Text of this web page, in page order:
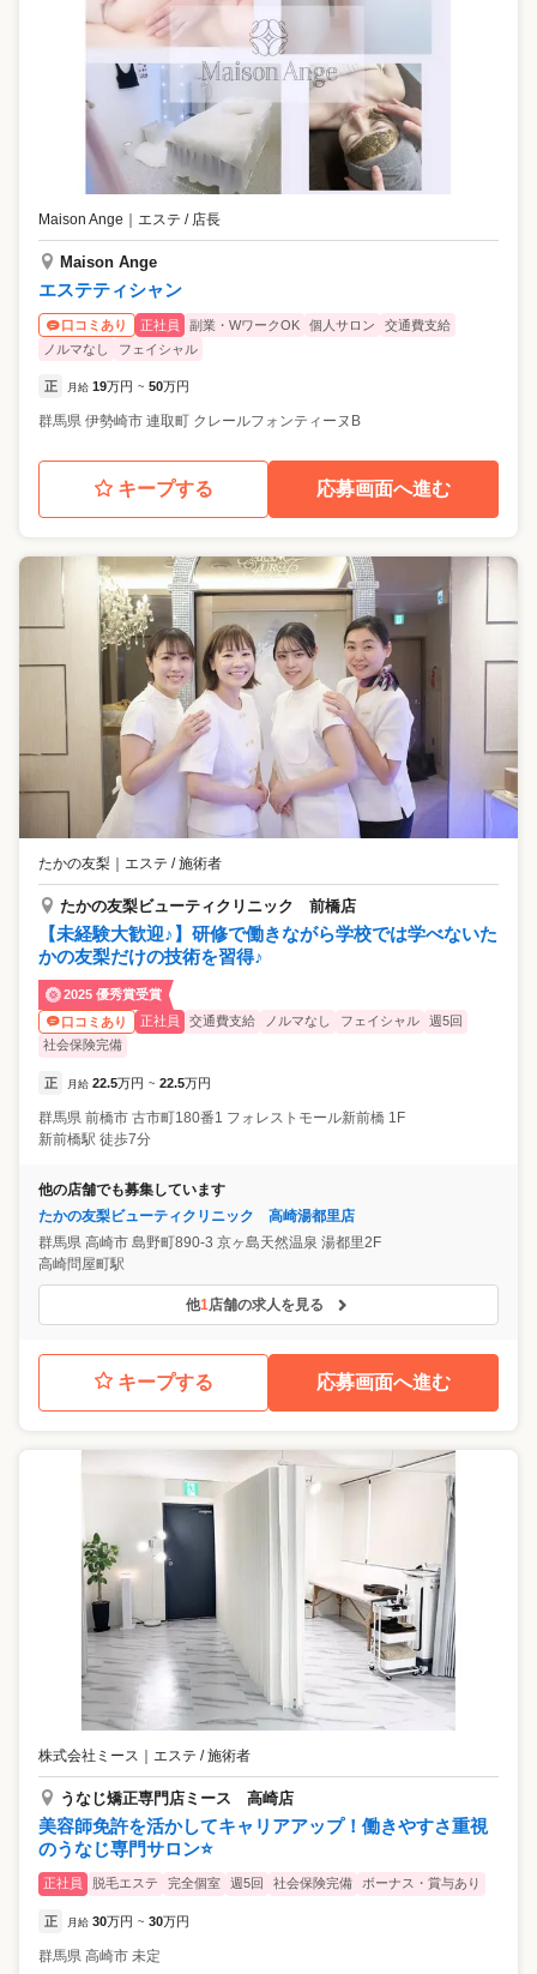
Maison Ange エステ / 店長
Maison Ange
エステティシャン
口コミあり 正社員 副業・WワークOK 個人サロン
交通費支給
ノルマなし
フェイシャル
正 月給 19万円 ~ 50万円
群馬県 伊勢崎市 連取町 クレールフォンティーヌB
キープする 応募画面へ進む
たかの友梨 ｜ エステ / 施術者
たかの友梨ビューティクリニック 前橋店
【未経験大歓迎♪】研修で働きながら学校では学べないた
かの友梨だけの技術を習得♪
2025 優秀賞受賞
口コミあり
正社員 交通費支給 ノルマなし フェイシャル
週5回
社会保険完備
正 月給 22.5万円 ~ 22.5万円
群馬県 前橋市 古市町180番1 フォレストモール新前橋 1F
新前橋駅 徒歩7分
他の店舗でも募集しています
たかの友梨ビューティクリニック 高崎湯都里店
群馬県 高崎市 島野町890-3 京ヶ島天然温泉 湯都里2F
高崎問屋町駅
他1店舗の求人を見る
キープする 応募画面へ進む
株式会社ミース エステ / 施術者
うなじ矯正専門店ミース 高崎店
美容師免許を活かしてキャリアアップ！働きやすさ重視
のうなじ専門サロン⭐️
正社員 脱毛エステ 完全個室 週5回 社会保険完備 ボーナス・賞与あり
正 月給 30万円 ~ 30万円
群馬県 高崎市 未定